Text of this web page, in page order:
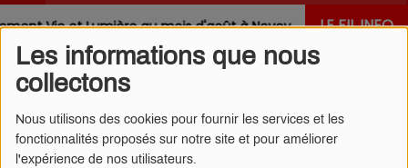
Les informations que nous
collectons
Nous utilisons des cookies pour fournir les services et les
fonctionnalités proposés sur notre site et pour améliorer
l'expérience de nos utilisateurs.
LE FIL INFO
Vie et Lumière au mois d'août à Nevoy Louis,
SHAKIRA - ZOO (FROM